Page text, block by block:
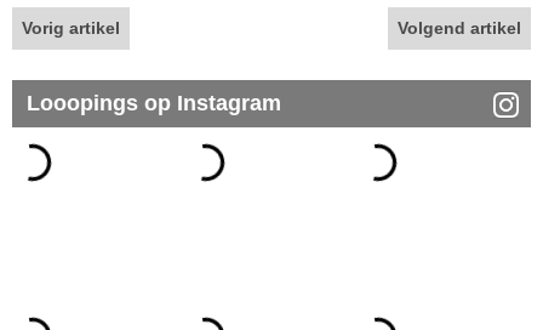
Vorig artikel Volgend artikel
Looopings op Instagram